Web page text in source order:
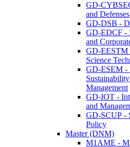
GD-
and Defenses
GD-DSB -
GD-EDCF -
and
GD-EESTM
Science
GD-ESEM -
Management
GD-IOT -
and
GD-SCUP -
Policy
Master (DNM)
M1AME -